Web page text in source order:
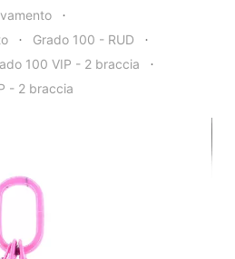
•
• Grado 100 - RUD •
100 VIP - 2 braccia •
- 2 braccia